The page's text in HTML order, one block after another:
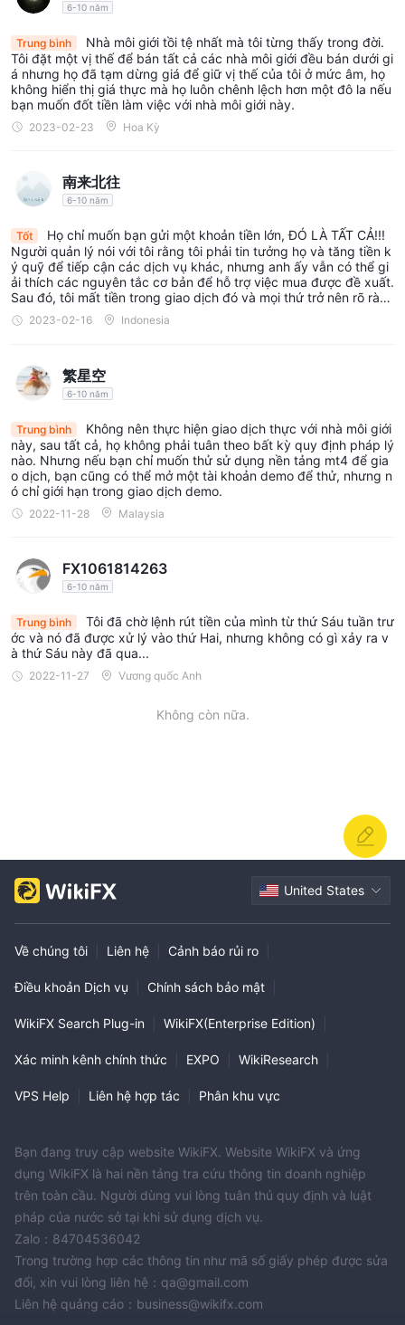
6-10 năm
Trung bình
Nhà môi giới tồi tệ nhất mà tôi từng thấy trong đời.
Tôi đặt một vị thế để bán tất cả các nhà môi giới đều bán dưới gi
á nhưng họ đã tạm dừng giá để giữ vị thế của tôi ở mức âm, họ
không hiển thị giá thực mà họ luôn chênh lệch hơn một đô la nếu
bạn muốn đốt tiền làm việc với nhà môi giới này.
2023-02-23 Hoa Kỳ
南来北往
6-10 năm
Tốt
Họ chỉ muốn bạn gửi một khoản tiền lớn, ĐÓ LÀ TẤT CẢ!!!
Người quản lý nói với tôi rằng tôi phải tin tưởng họ và tăng tiền k
ý quỹ để tiếp cận các dịch vụ khác, nhưng anh ấy vẫn có thể gi
ải thích các nguyên tắc cơ bản để hỗ trợ việc mua được đề xuất.
Sau đó, tôi mất tiền trong giao dịch đó và mọi thứ trở nên rõ ràn
g. HÃY TRÁNH XA HỌ!!!
2023-02-16 Indonesia
繁星空
6-10 năm
Trung bình
Không nên thực hiện giao dịch thực với nhà môi giới
này, sau tất cả, họ không phải tuân theo bất kỳ quy định pháp lý
nào. Nhưng nếu bạn chỉ muốn thử sử dụng nền tảng mt4 để gia
o dịch, bạn cũng có thể mở một tài khoản demo để thử, nhưng n
ó chỉ giới hạn trong giao dịch demo.
2022-11-28 Malaysia
FX1061814263
6-10 năm
Trung bình
Tôi đã chờ lệnh rút tiền của mình từ thứ Sáu tuần trư
ớc và nó đã được xử lý vào thứ Hai, nhưng không có gì xảy ra v
à thứ Sáu này đã qua...
2022-11-27 Vương quốc Anh
Không còn nữa.
United States
Về chúng tôi Liên hệ Cảnh báo rủi ro
Điều khoản Dịch vụ Chính sách bảo mật
WikiFX Search Plug-in WikiFX(Enterprise Edition)
Xác minh kênh chính thức EXPO WikiResearch
VPS Help Liên hệ hợp tác Phân khu vực
Bạn đang truy cập website WikiFX. Website WikiFX và ứng
dụng WikiFX là hai nền tảng tra cứu thông tin doanh nghiệp
trên toàn cầu. Người dùng vui lòng tuân thủ quy định và luật
pháp của nước sở tại khi sử dụng dịch vụ.
Zalo：84704536042
Trong trường hợp các thông tin như mã số giấy phép được sửa
đổi, xin vui lòng liên hệ：qa@gmail.com
Liên hệ quảng cáo：business@wikifx.com